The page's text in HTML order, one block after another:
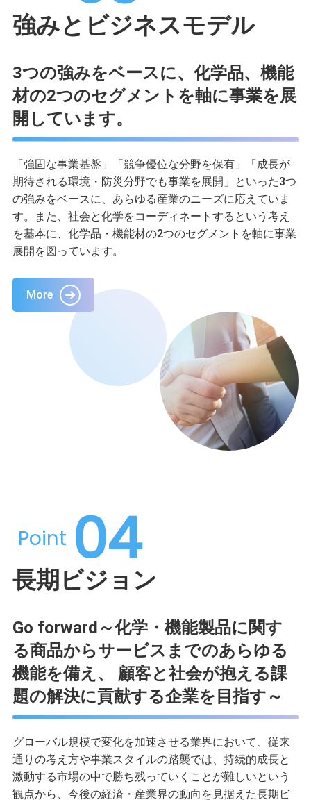
強みとビジネスモデル
3つの強みをベースに、化学品、機能
材の2つのセグメントを軸に事業を展
開しています。
「強固な事業基盤」「競争優位な分野を保有」「成⾧が
期待される環境・防災分野でも事業を展開」といった3つ
の強みをベースに、あらゆる産業のニーズに応えていま
す。また、社会と化学をコーディネートするという考え
を基本に、化学品・機能材の2つのセグメントを軸に事業
展開を図っています。
More
Point 04
長期ビジョン
Go forward～化学・機能製品に関す
る商品からサービスまでのあらゆる
機能を備え、 顧客と社会が抱える課
題の解決に貢献する企業を目指す～
グローバル規模で変化を加速させる業界において、従来
通りの考え方や事業スタイルの踏襲では、持続的成長と
激動する市場の中で勝ち残っていくことが難しいという
観点から、今後の経済・産業界の動向を見据えた長期ビ